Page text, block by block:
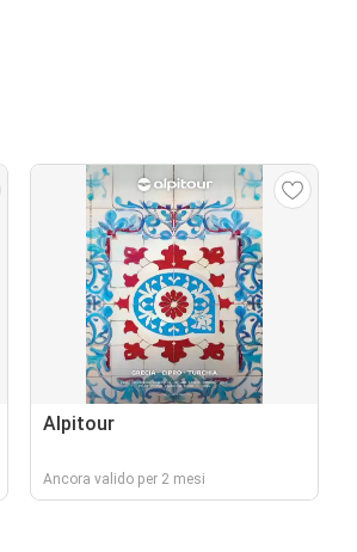
Alpitour
Ancora valido per 2 mesi